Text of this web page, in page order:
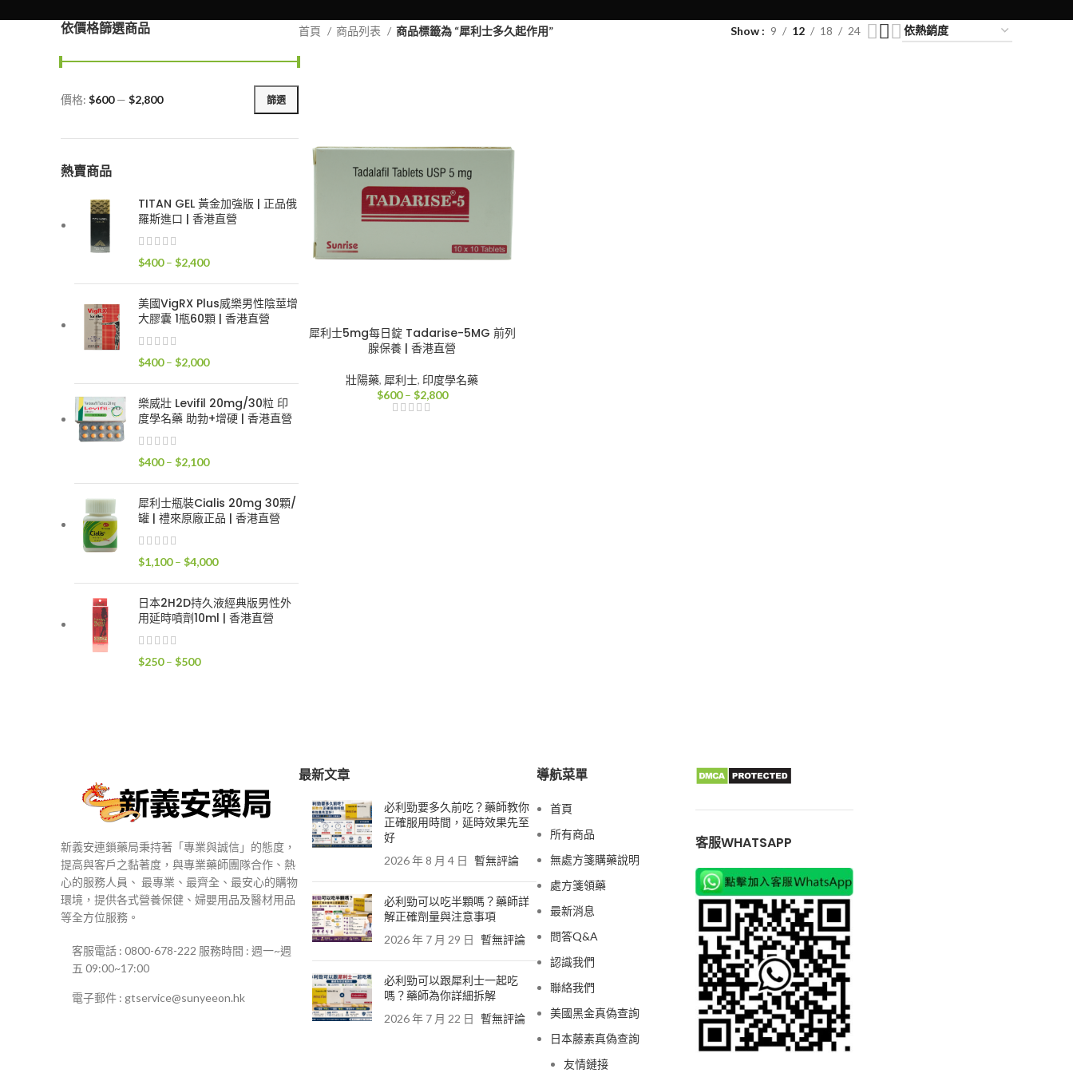
依價格篩選商品
最
價
最
價
篩選
價格: $600— $2,800
熱賣商品
TITAN GEL 黃金加強版 | 正品俄
羅斯進口 | 香港直營
$400 – $2,400價
圍：
$2,400
美國VigRX Plus威樂男性陰莖增
大膠囊 1瓶60顆 | 香港直營
$400 – $2,000價
範
圍：
$2,000
樂威壯 Levifil 20mg/30粒 印
度學名藥 助勃+增硬 | 香港直營
$400 – $2,100價
範
圍：
$2,100
犀利士瓶裝Cialis 20mg 30顆/
罐 | 禮來原廠正品 | 香港直營
$1,100 – $4,000價
範
圍：
日本2H2D持久液經典版男性外
用延時噴劑10ml | 香港直營
$250 – $500價
首頁 商品列表 商品標籤為 “犀利士多久起作用” Show 9 12 18 24
犀利士5mg每日錠 Tadarise-5MG 前列
腺保養 | 香港直營
壯陽藥, 犀利士, 印度學名藥
$600 – $2,800價
新義安連鎖藥局秉持著「專業與誠信」的態度，
提高與客戶之黏著度，與專業藥師團隊合作、熱
心的服務人員、 最專業、最齊全、最安心的購物
環境，提供各式營養保健、婦嬰用品及醫材用品
等全方位服務。
客服電話 : 0800-678-222 服務時間 : 週一~週
五 09:00~17:00
電子郵件 : gtservice@sunyeeon.hk
最新文章
必利勁要多久前吃？藥師教你
正確服用時間，延時效果先至
好
2026 年 8 月 4 日 暫無評論
必利勁可以吃半顆嗎？藥師詳
解正確劑量與注意事項
2026 年 7 月 29 日 暫無評論
必利勁可以跟犀利士一起吃
嗎？藥師為你詳細拆解
2026 年 7 月 22 日 暫無評論
導航菜單
首頁
所有商品
無處方箋購藥說明
處方箋領藥
最新消息
問答Q&A
認識我們
聯絡我們
美國黑金真偽查詢
日本藤素真偽查詢
友情鏈接
客服WHATSAPP